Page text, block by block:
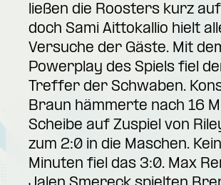
ließen die Roosters kurz
doch Sami Aittokallio hielt
Versuche der Gäste. Mit
Powerplay des Spiels fiel
Treffer der Schwaben.
Braun hämmerte nach 16
Scheibe auf Zuspiel von
zum 2:0 in die Maschen.
Minuten fiel das 3:0. Max